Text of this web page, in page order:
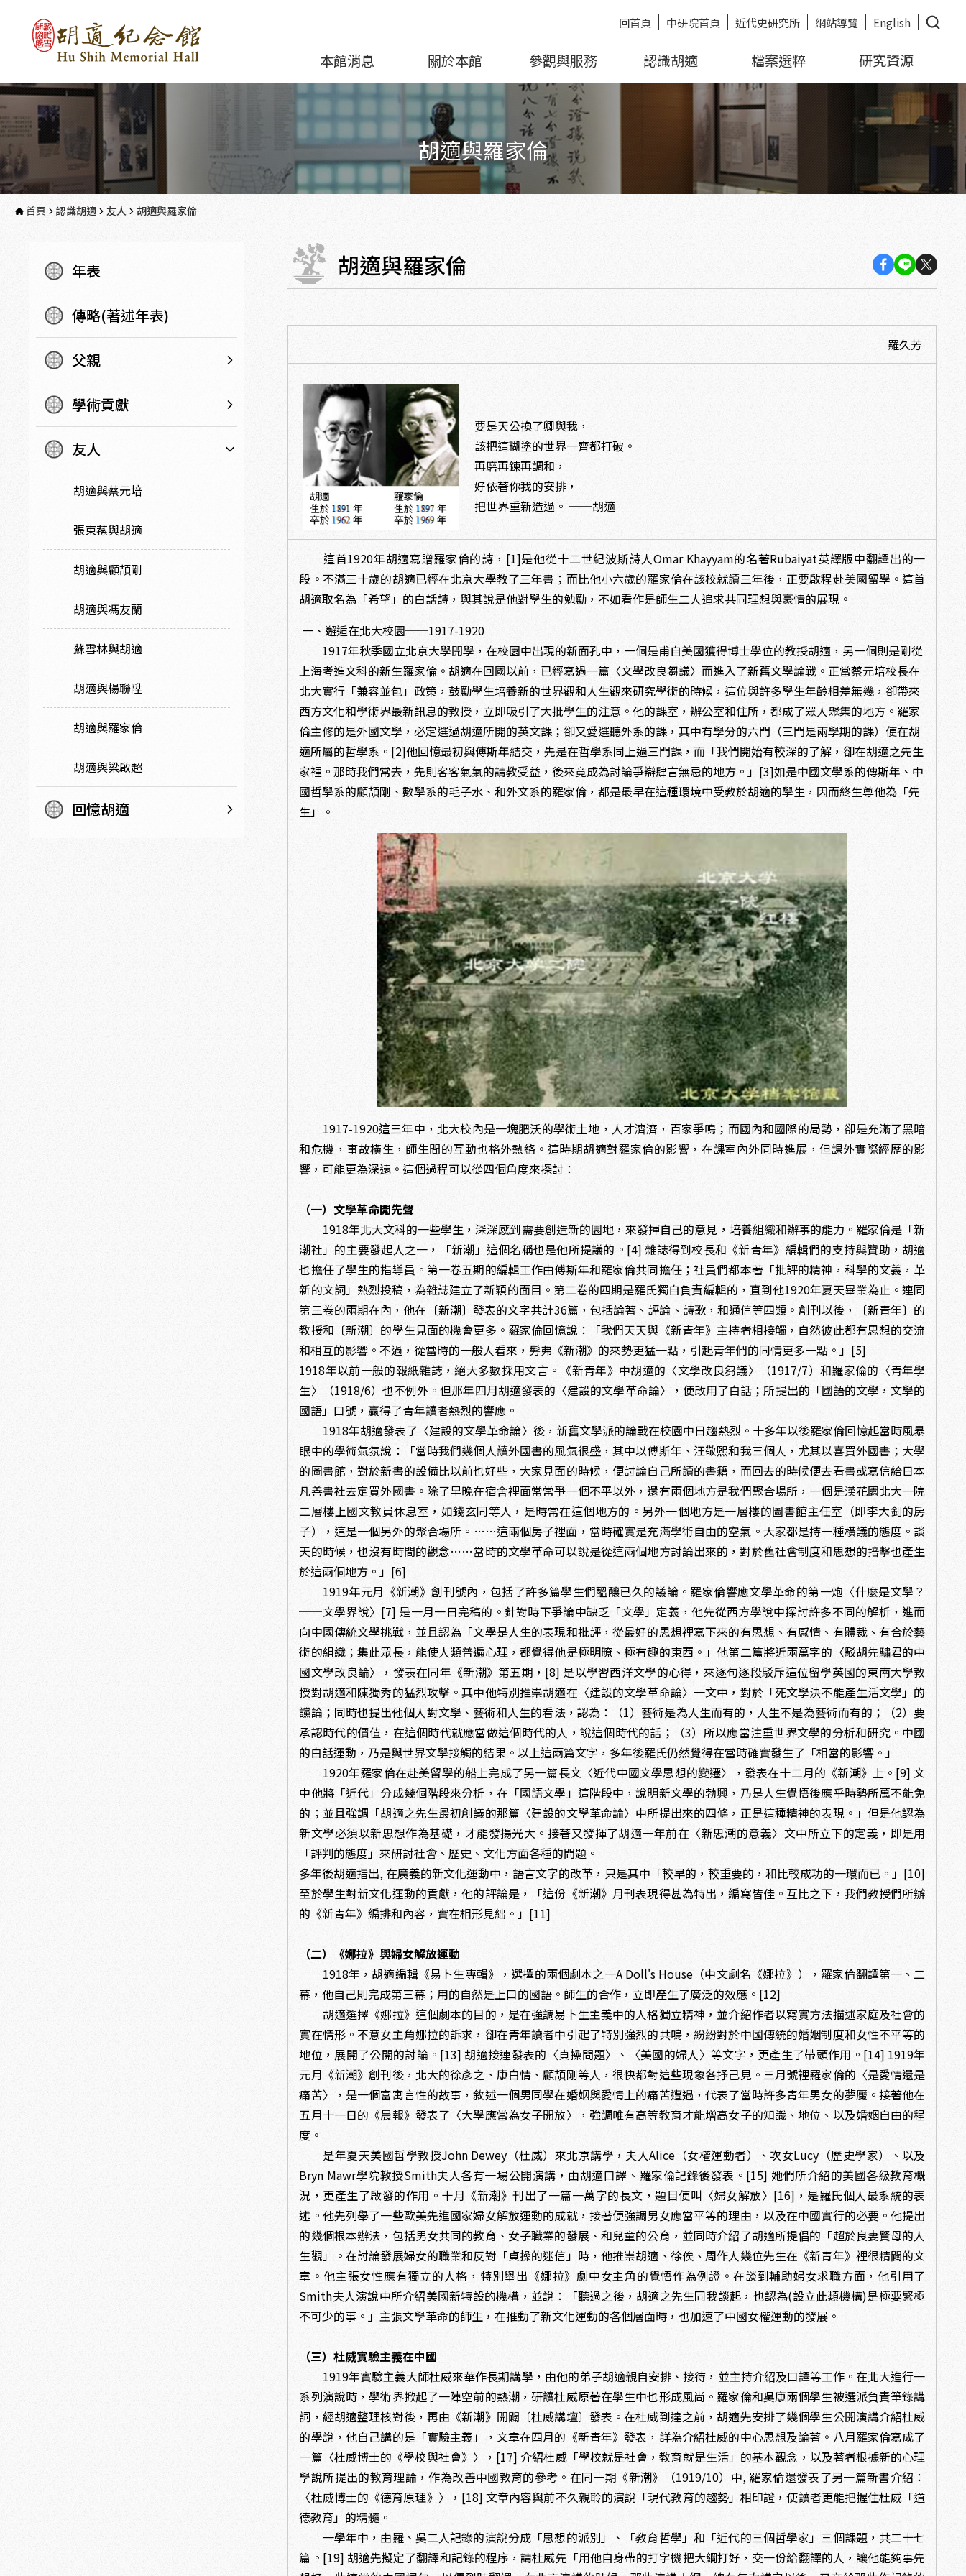
回首頁 中研院首頁 近代史研究所 網站導覽 English
本館消息 關於本館 參觀與服務 認識胡適 檔案選粹 研究資源
胡適與羅家倫
首頁 認識胡適 友人 胡適與羅家倫
年表
傳略(著述年表)
父親
學術貢獻
友人
胡適與蔡元培
張東蓀與胡適
胡適與顧頡剛
胡適與馮友蘭
蘇雪林與胡適
胡適與楊聯陞
胡適與羅家倫
胡適與梁啟超
回憶胡適
胡適與羅家倫
羅久芳
要是天公換了卿與我，
該把這糊塗的世界一齊都打破。
再磨再鍊再調和，
好依著你我的安排，
把世界重新造過。 ──胡適
這首1920年胡適寫贈羅家倫的詩，[1]是他從十二世紀波斯詩人Omar Khayyam的名著Rubaiyat英譯版中翻譯出的一
段。不滿三十歲的胡適已經在北京大學教了三年書；而比他小六歲的羅家倫在該校就讀三年後，正要啟程赴美國留學。這首
胡適取名為「希望」的白話詩，與其說是他對學生的勉勵，不如看作是師生二人追求共同理想與豪情的展現。
一、邂逅在北大校園──1917-1920
1917年秋季國立北京大學開學，在校園中出現的新面孔中，一個是甫自美國獲得博士學位的教授胡適，另一個則是剛從
上海考進文科的新生羅家倫。胡適在回國以前，已經寫過一篇〈文學改良芻議〉而進入了新舊文學論戰。正當蔡元培校長在
北大實行「兼容並包」政策，鼓勵學生培養新的世界觀和人生觀來研究學術的時候，這位與許多學生年齡相差無幾，卻帶來
西方文化和學術界最新訊息的教授，立即吸引了大批學生的注意。他的課室，辦公室和住所，都成了眾人聚集的地方。羅家
倫主修的是外國文學，必定選過胡適所開的英文課；卻又愛選聽外系的課，其中有學分的六門（三門是兩學期的課）便在胡
適所屬的哲學系。[2]他回憶最初與傅斯年結交，先是在哲學系同上過三門課，而「我們開始有較深的了解，卻在胡適之先生
家裡。那時我們常去，先則客客氣氣的請教受益，後來竟成為討論爭辯肆言無忌的地方。」[3]如是中國文學系的傳斯年、中
國哲學系的顧頡剛、數學系的毛子水、和外文系的羅家倫，都是最早在這種環境中受教於胡適的學生，因而終生尊他為「先
生」。
1917-1920這三年中，北大校內是一塊肥沃的學術土地，人才濟濟，百家爭鳴；而國內和國際的局勢，卻是充滿了黑暗
和危機，事故橫生，師生間的互動也格外熱絡。這時期胡適對羅家倫的影響，在課室內外同時進展，但課外實際經歷的影
響，可能更為深遠。這個過程可以從四個角度來探討：
（一）文學革命開先聲
1918年北大文科的一些學生，深深感到需要創造新的園地，來發揮自己的意見，培養組織和辦事的能力。羅家倫是「新
潮社」的主要發起人之一，「新潮」這個名稱也是他所提議的。[4] 雜誌得到校長和《新青年》編輯們的支持與贊助，胡適
也擔任了學生的指導員。第一卷五期的編輯工作由傅斯年和羅家倫共同擔任；社員們都本著「批評的精神，科學的文義，革
新的文詞」熱烈投稿，為雜誌建立了新穎的面目。第二卷的四期是羅氏獨自負責編輯的，直到他1920年夏天畢業為止。連同
第三卷的兩期在內，他在〔新潮〕發表的文字共計36篇，包括論著、評論、詩歌，和通信等四類。創刊以後，〔新青年〕的
教授和〔新潮〕的學生見面的機會更多。羅家倫回憶說：「我們天天與《新青年》主持者相接觸，自然彼此都有思想的交流
和相互的影響。不過，從當時的一般人看來，髣弗《新潮》的來勢更猛一點，引起青年們的同情更多一點。」[5]
1918年以前一般的報紙雜誌，絕大多數採用文言。《新青年》中胡適的〈文學改良芻議〉（1917/7）和羅家倫的〈青年學
生〉（1918/6）也不例外。但那年四月胡適發表的〈建設的文學革命論〉，便改用了白話；所提出的「國語的文學，文學的
國語」口號，贏得了青年讀者熱烈的響應。
1918年胡適發表了〈建設的文學革命論〉後，新舊文學派的論戰在校園中日趨熱烈。十多年以後羅家倫回憶起當時風暴
眼中的學術氣氛說：「當時我們幾個人讀外國書的風氣很盛，其中以傅斯年、汪敬熙和我三個人，尤其以喜買外國書；大學
的圖書館，對於新書的設備比以前也好些，大家見面的時候，便討論自己所讀的書籍，而回去的時候便去看書或寫信給日本
凡善書社去定買外國書。除了早晚在宿舍裡面常常爭一個不平以外，還有兩個地方是我們聚合場所，一個是漢花園北大一院
二層樓上國文教員休息室，如錢玄同等人，是時常在這個地方的。另外一個地方是一層樓的圖書館主任室（即李大釗的房
子），這是一個另外的聚合場所。……這兩個房子裡面，當時確實是充滿學術自由的空氣。大家都是持一種橫議的態度。談
天的時候，也沒有時間的觀念……當時的文學革命可以說是從這兩個地方討論出來的，對於舊社會制度和思想的掊擊也產生
於這兩個地方。」[6]
1919年元月《新潮》創刊號內，包括了許多篇學生們醞釀已久的議論。羅家倫響應文學革命的第一炮〈什麼是文學？
──文學界說〉[7] 是一月一日完稿的。針對時下爭論中缺乏「文學」定義，他先從西方學說中探討許多不同的解析，進而
向中國傳統文學挑戰，並且認為「文學是人生的表現和批評，從最好的思想裡寫下來的有思想、有感情、有體裁、有合於藝
術的組織；集此眾長，能使人類普遍心理，都覺得他是極明暸、極有趣的東西。」他第二篇將近兩萬字的〈駁胡先驌君的中
國文學改良論〉，發表在同年《新潮》第五期，[8] 是以學習西洋文學的心得，來逐句逐段駁斥這位留學英國的東南大學教
授對胡適和陳獨秀的猛烈攻擊。其中他特別推崇胡適在〈建設的文學革命論〉一文中，對於「死文學決不能產生活文學」的
讜論；同時也提出他個人對文學、藝術和人生的看法，認為：（1）藝術是為人生而有的，人生不是為藝術而有的；（2）要
承認時代的價值，在這個時代就應當做這個時代的人，說這個時代的話；（3）所以應當注重世界文學的分析和研究。中國
的白話運動，乃是與世界文學接觸的結果。以上這兩篇文字，多年後羅氏仍然覺得在當時確實發生了「相當的影響。」
1920年羅家倫在赴美留學的船上完成了另一篇長文〈近代中國文學思想的變遷〉，發表在十二月的《新潮》上。[9] 文
中他將「近代」分成幾個階段來分析，在「國語文學」這階段中，說明新文學的勃興，乃是人生覺悟後應乎時勢所萬不能免
的；並且強調「胡適之先生最初創議的那篇〈建設的文學革命論〉中所提出來的四條，正是這種精神的表現。」但是他認為
新文學必須以新思想作為基礎，才能發揚光大。接著又發揮了胡適一年前在〈新思潮的意義〉文中所立下的定義，即是用
「評判的態度」來研討社會、歷史、文化方面各種的問題。
多年後胡適指出, 在廣義的新文化運動中，語言文字的改革，只是其中「較早的，較重要的，和比較成功的一環而已。」[10]
至於學生對新文化運動的貢獻，他的評論是，「這份《新潮》月刊表現得甚為特出，編寫皆佳。互比之下，我們教授們所辦
的《新青年》編排和內容，實在相形見絀。」[11]
（二）《娜拉》與婦女解放運動
1918年，胡適編輯《易卜生專輯》，選擇的兩個劇本之一A Doll's House（中文劇名《娜拉》），羅家倫翻譯第一、二
幕，他自己則完成第三幕；用的自然是上口的國語。師生的合作，立即產生了廣泛的效應。[12]
胡適選擇《娜拉》這個劇本的目的，是在強調易卜生主義中的人格獨立精神，並介紹作者以寫實方法描述家庭及社會的
實在情形。不意女主角娜拉的訴求，卻在青年讀者中引起了特別強烈的共鳴，紛紛對於中國傳統的婚姻制度和女性不平等的
地位，展開了公開的討論。[13] 胡適接連發表的〈貞操問題〉、〈美國的婦人〉等文字，更產生了帶頭作用。[14] 1919年
元月《新潮》創刊後，北大的徐彥之、康白情、顧頡剛等人，很快都對這些現象各抒己見。三月號裡羅家倫的〈是愛情還是
痛苦〉，是一個富寓言性的故事，敘述一個男同學在婚姻與愛情上的痛苦遭遇，代表了當時許多青年男女的夢魘。接著他在
五月十一日的《晨報》發表了〈大學應當為女子開放〉，強調唯有高等教育才能增高女子的知識、地位、以及婚姻自由的程
度。
是年夏天美國哲學教授John Dewey（杜威）來北京講學，夫人Alice（女權運動者）、次女Lucy（歷史學家）、以及
Bryn Mawr學院教授Smith夫人各有一場公開演講，由胡適口譯、羅家倫記錄後發表。[15] 她們所介紹的美國各級教育概
況，更產生了啟發的作用。十月《新潮》刊出了一篇一萬字的長文，題目便叫〈婦女解放〉[16]，是羅氏個人最系統的表
述。他先列舉了一些歐美先進國家婦女解放運動的成就，接著便強調男女應當平等的理由，以及在中國實行的必要。他提出
的幾個根本辦法，包括男女共同的教育、女子職業的發展、和兒童的公育，並同時介紹了胡適所提倡的「超於良妻賢母的人
生觀」。在討論發展婦女的職業和反對「貞操的迷信」時，他推崇胡適、徐俟、周作人幾位先生在《新青年》裡很精闢的文
章。他主張女性應有獨立的人格，特別舉出《娜拉》劇中女主角的覺悟作為例證。在談到輔助婦女求職方面，他引用了
Smith夫人演說中所介紹美國新特設的機構，並說：「聽過之後，胡適之先生同我談起，也認為(設立此類機構)是極要緊極
不可少的事。」主張文學革命的師生，在推動了新文化運動的各個層面時，也加速了中國女權運動的發展。
（三）杜威實驗主義在中國
1919年實驗主義大師杜威來華作長期講學，由他的弟子胡適親自安排、接待，並主持介紹及口譯等工作。在北大進行一
系列演說時，學術界掀起了一陣空前的熱潮，研讀杜威原著在學生中也形成風尚。羅家倫和吳康兩個學生被選派負責筆錄講
詞，經胡適整理核對後，再由《新潮》開闢〔杜威講壇〕發表。在杜威到達之前，胡適先安排了幾個學生公開演講介紹杜威
的學說，他自己講的是「實驗主義」，文章在四月的《新青年》發表，詳為介紹杜威的中心思想及論著。八月羅家倫寫成了
一篇〈杜威博士的《學校與社會》〉，[17] 介紹杜威「學校就是社會，教育就是生活」的基本觀念，以及著者根據新的心理
學說所提出的教育理論，作為改善中國教育的參考。在同一期《新潮》（1919/10）中, 羅家倫還發表了另一篇新書介紹：
〈杜威博士的《德育原理》〉，[18] 文章內容與前不久親聆的演說「現代教育的趨勢」相印證，使讀者更能把握住杜威「道
德教育」的精髓。
一學年中，由羅、吳二人記錄的演說分成「思想的派別」、「教育哲學」和「近代的三個哲學家」三個課題，共二十七
篇。[19] 胡適先擬定了翻譯和記錄的程序，請杜威先「用他自身帶的打字機把大綱打好，交一份給翻譯的人，讓他能夠事先